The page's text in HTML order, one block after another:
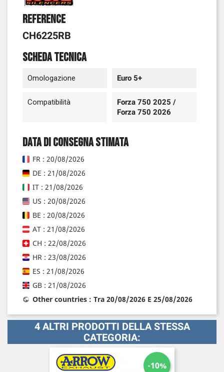
Reference
CH6225RB
Scheda tecnica
Omologazione Euro 5+
Compatibilità
Forza 750 2025 /
Forza 750 2026
Data di consegna stimata
FR : 20/08/2026
DE : 21/08/2026
IT : 21/08/2026
US : 20/08/2026
BE : 20/08/2026
AT : 21/08/2026
CH : 22/08/2026
HR : 23/08/2026
ES : 21/08/2026
GB : 21/08/2026
Other countries : Tra 20/08/2026 E 25/08/2026
4 ALTRI PRODOTTI DELLA STESSA
CATEGORIA:
-10%